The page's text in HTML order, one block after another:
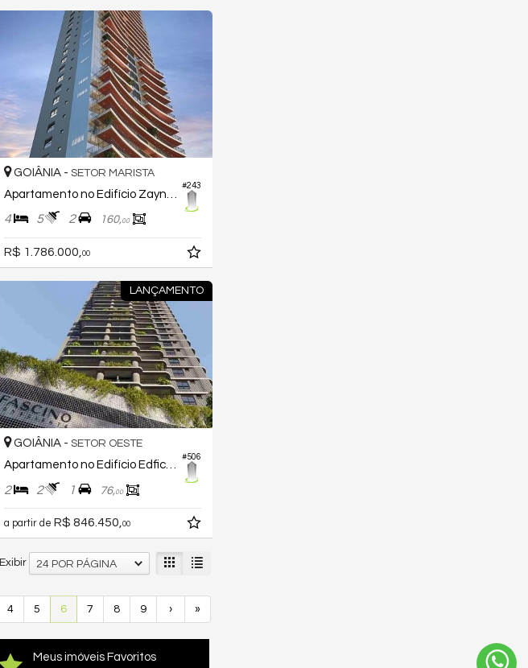
#243
GOIÂNIA - SETOR MARISTA
4 5 2 160,00
R$ 1.786.000,00
LANÇAMENTO
#506
GOIÂNIA - SETOR OESTE
Apartamento no Edifício Edficio Fascino
2 2 1 76,00
a partir de R$ 846.450,00
Exibir 24 POR PÁGINA
4 5 6 7 8 9 › »
Meus imóveis Favoritos